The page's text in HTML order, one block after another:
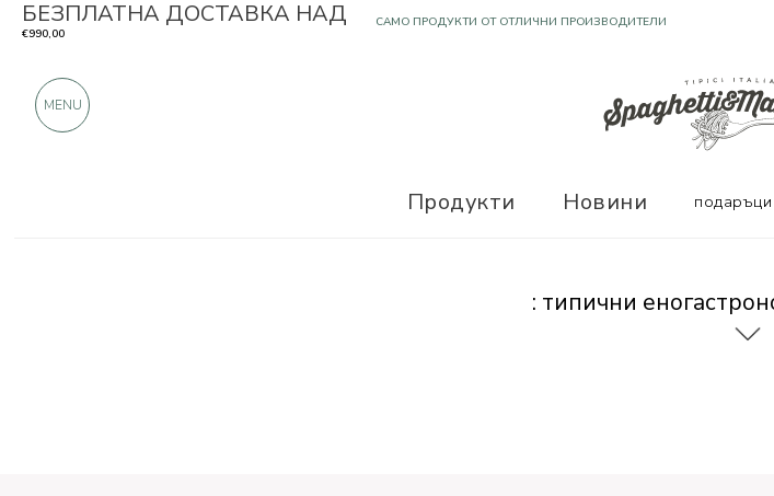
: типични
БЕЗПЛАТНА ДОСТАВКА НАД
€990,00
САМО ПРОДУКТИ ОТ ОТЛИЧНИ ПРОИЗВОДИТЕЛИ
MENU
Продукти Новини подаръци